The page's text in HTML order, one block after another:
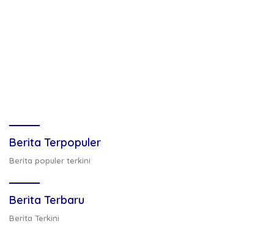
Berita Terpopuler
Berita populer terkini
Berita Terbaru
Berita Terkini